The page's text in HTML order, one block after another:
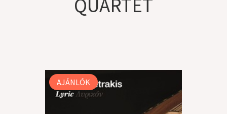
QUARTET
AJÁNLÓK